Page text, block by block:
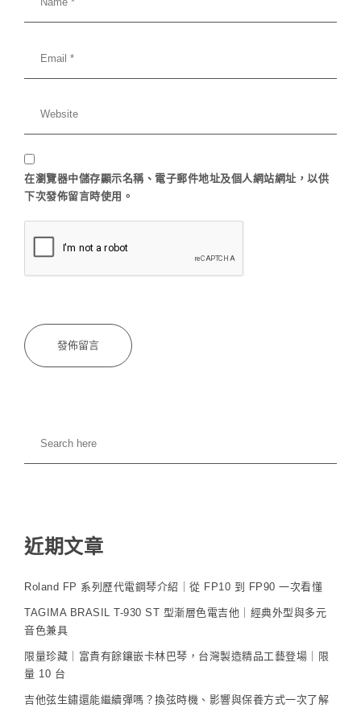
在瀏覽器中儲存顯示名稱、電子郵件地址及個人網站網址，以供
下次發佈留言時使用。
近期文章
Roland FP 系列歷代電鋼琴介紹｜從 FP10 到 FP90 一次看懂
TAGIMA BRASIL T-930 ST 型漸層色電吉他｜經典外型與多元
音色兼具
限量珍藏｜富貴有餘鑲嵌卡林巴琴，台灣製造精品工藝登場｜限
量 10 台
吉他弦生鏽還能繼續彈嗎？換弦時機、影響與保養方式一次了解